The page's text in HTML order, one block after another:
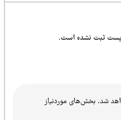
ثبت نشده است.
بخش‌های موردنیاز